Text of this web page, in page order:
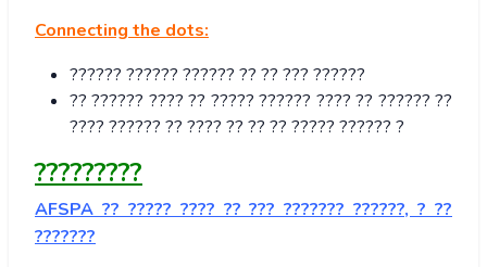
Connecting the dots:
?????? ?????? ?????? ?? ?? ??? ??????
?? ?????? ???? ?? ????? ?????? ???? ?? ?????? ??
???? ?????? ?? ???? ?? ?? ?? ????? ?????? ?
?????????
AFSPA ?? ????? ???? ?? ??? ??????? ??????, ? ??
???????